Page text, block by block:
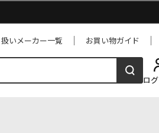
いメーカー一覧 お買い物ガイド
ロ